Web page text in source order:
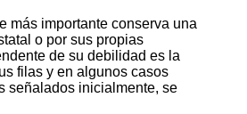
más importante conserva una
o por sus propias
de su debilidad es la
filas y en algunos casos
señalados inicialmente, se